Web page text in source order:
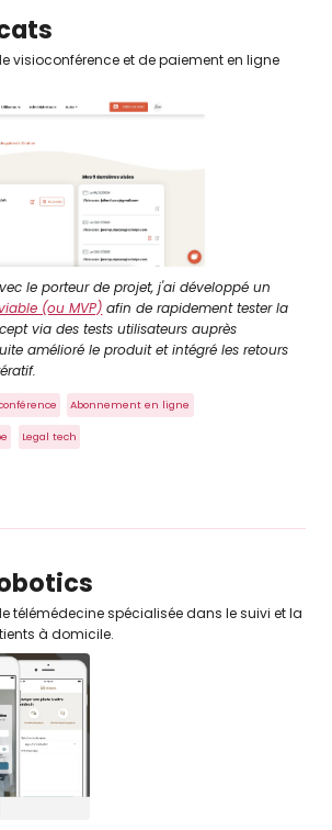
visioconférence et de paiement en ligne
le porteur de projet, j'ai développé un
(ou MVP) afin de rapidement tester la
via des tests utilisateurs auprès
amélioré le produit et intégré les retours
Abonnement en ligne
Legal tech
télémédecine spécialisée dans le suivi et la
à domicile.